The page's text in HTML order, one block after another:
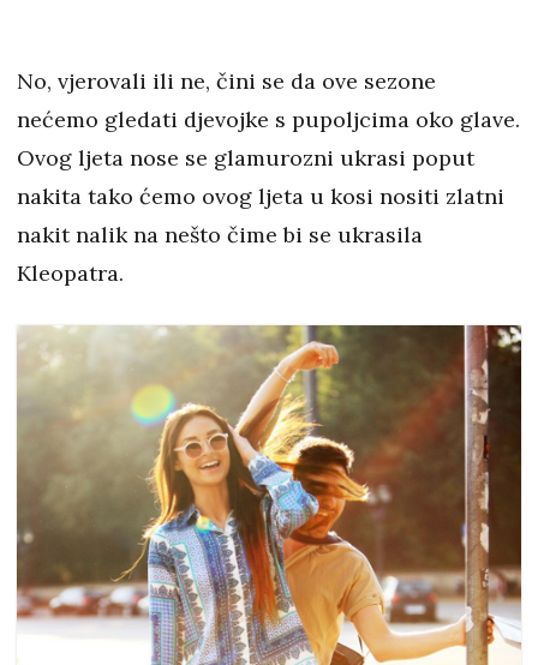
No, vjerovali ili ne, čini se da ove sezone
nećemo gledati djevojke s pupoljcima oko glave.
Ovog ljeta nose se glamurozni ukrasi poput
nakita tako ćemo ovog ljeta u kosi nositi zlatni
nakit nalik na nešto čime bi se ukrasila
Kleopatra.